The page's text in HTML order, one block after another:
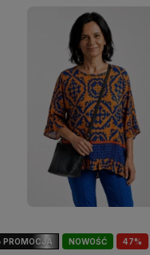
47%
NOWOŚĆ
PROMOCJA